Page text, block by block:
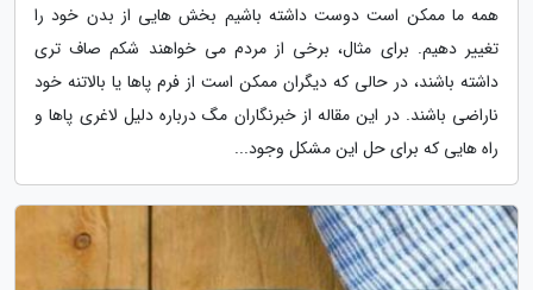
همه ما ممکن است دوست داشته باشیم بخش هایی از بدن خود را
تغییر دهیم. برای مثال، برخی از مردم می خواهند شکم صاف تری
داشته باشند، در حالی که دیگران ممکن است از فرم پاها یا بالاتنه خود
ناراضی باشند. در این مقاله از خبرنگاران مگ درباره دلیل لاغری پاها و
راه هایی که برای حل این مشکل وجود...